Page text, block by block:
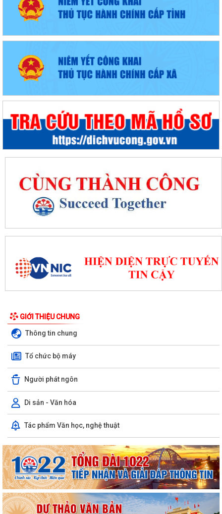
GIỚI THIỆU CHUNG
Thông tin chung
Tổ chức bộ máy
Người phát ngôn
Di sản - Văn hóa
Tác phẩm Văn học, nghệ thuật